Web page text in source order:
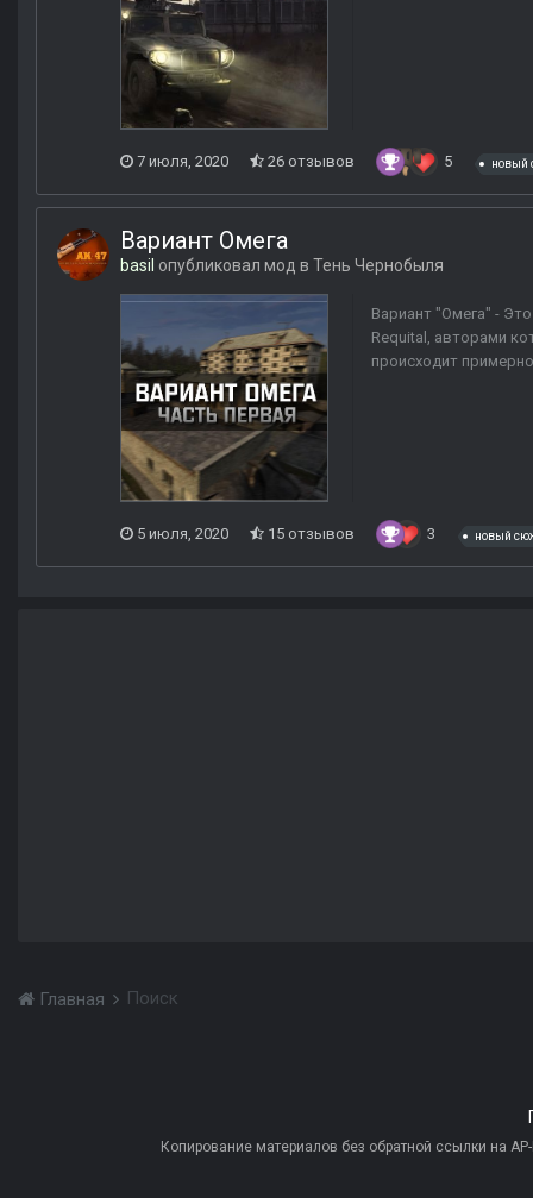
7 июля, 2020 26 отзывов 5 новый
Вариант Омега
basil опубликовал мод в Тень Чернобыля
Вариант "Омега" -
Requital, авторами
происходит
5 июля, 2020 15 отзывов 3 новый
Главная Поиск
Копирование материалов без обратной ссылки на